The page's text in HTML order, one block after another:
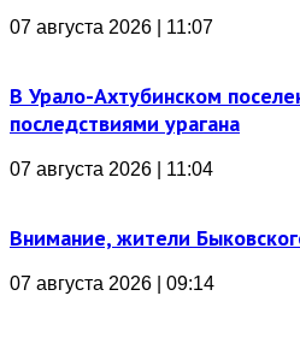
07 августа 2026 | 11:07
В Урало-Ахтубинском
последствиями урагана
07 августа 2026 | 11:04
Внимание, жители
07 августа 2026 | 09:14